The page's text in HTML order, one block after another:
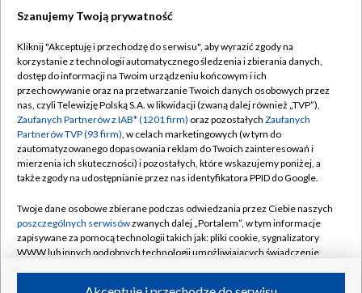
TVP
Abonament TVP
Emisja w TVP
Centrum informacji TVP
Naziemna Telewizja Cyfrowa
Rada Programowa
System NOS
Informacje o nadawcy
Regulamin TVP
Polityka prywatności
Moje zgody
Pomoc
Kontakt
Kanały
Szanujemy Twoją prywatność
Kliknij "Akceptuję i przechodzę do serwisu", aby wyrazić zgody na
korzystanie z technologii automatycznego śledzenia i zbierania danych,
dostęp do informacji na Twoim urządzeniu końcowym i ich
przechowywanie oraz na przetwarzanie Twoich danych osobowych przez
nas, czyli Telewizję Polską S.A. w likwidacji (zwaną dalej również „TVP”),
Zaufanych Partnerów z IAB* (1201 firm) oraz pozostałych Zaufanych
Partnerów TVP (93 firm), w celach marketingowych (w tym do
zautomatyzowanego dopasowania reklam do Twoich zainteresowań i
mierzenia ich skuteczności) i pozostałych, które wskazujemy poniżej, a
także zgody na udostępnianie przez nas identyfikatora PPID do Google.
Twoje dane osobowe zbierane podczas odwiedzania przez Ciebie naszych
poszczególnych serwisówzwanych dalej „Portalem”, w tym informacje
zapisywane za pomocą technologii takich jak: pliki cookie, sygnalizatory
WWW lub innych podobnych technologii umożliwiających świadczenie